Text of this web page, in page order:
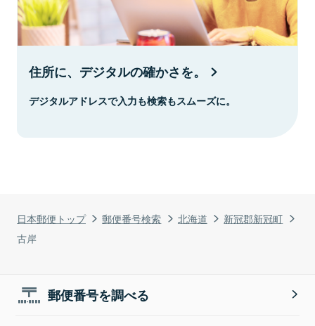
日本郵便トップ 郵便番号検索 北海道
新冠郡新冠町
古岸
住所に、デジタルの確かさを。
デジタルアドレスで入力も検索もスムーズに。
郵便番号を調べる